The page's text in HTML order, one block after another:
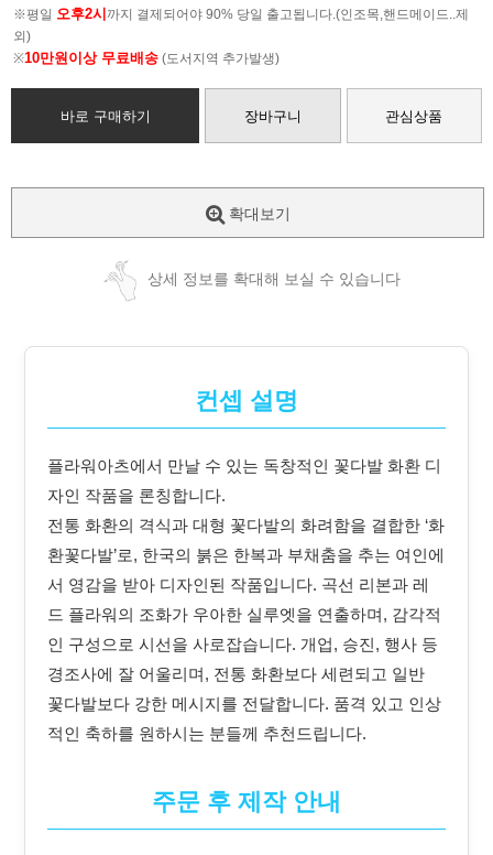
※평일 오후2시 까지 결제되어야 90% 당일 출고됩니다.(인조목,핸드메이드..제
외)
※10만원이상 무료배송 (도서지역 추가발생)
바로 구매하기 장바구니 관심상품
확대보기
상세 정보를 확대해 보실 수 있습니다
컨셉 설명
플라워아츠에서 만날 수 있는 독창적인 꽃다발 화환 디
자인 작품을 론칭합니다.
전통 화환의 격식과 대형 꽃다발의 화려함을 결합한 ‘화
환꽃다발’로, 한국의 붉은 한복과 부채춤을 추는 여인에
서 영감을 받아 디자인된 작품입니다. 곡선 리본과 레
드 플라워의 조화가 우아한 실루엣을 연출하며, 감각적
인 구성으로 시선을 사로잡습니다. 개업, 승진, 행사 등
경조사에 잘 어울리며, 전통 화환보다 세련되고 일반
꽃다발보다 강한 메시지를 전달합니다. 품격 있고 인상
적인 축하를 원하시는 분들께 추천드립니다.
주문 후 제작 안내